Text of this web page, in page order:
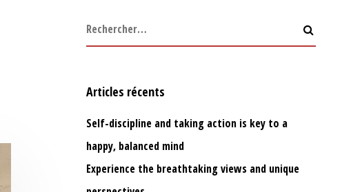
Articles récents
Self-discipline and taking action is key to a
happy, balanced mind
Experience the breathtaking views and unique